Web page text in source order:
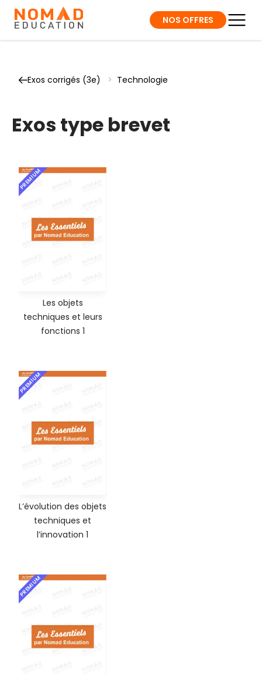
NOS OFFRES
Exos corrigés (3e) > Technologie
Exos type brevet
PREMIUM
Les objets
techniques et leurs
fonctions 1
PREMIUM
L’évolution des objets
techniques et
l’innovation 1
PREMIUM